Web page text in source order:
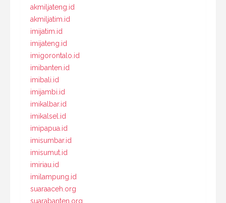
akmiljateng.id
akmiljatim.id
imijatim.id
imijateng.id
imigorontalo.id
imibanten.id
imibali.id
imijambi.id
imikalbar.id
imikalsel.id
imipapua.id
imisumbar.id
imisumut.id
imiriau.id
imilampung.id
suaraaceh.org
suarabanten.org